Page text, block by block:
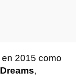
2015 como
,